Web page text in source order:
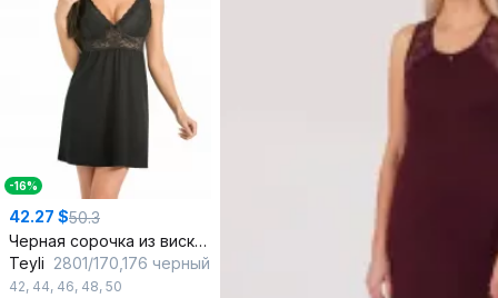
-16%
42.27 $50.3
Черная сорочка из вискозы и кружев с цветочным рисунком
Teyli 2801/170,176 черный
42, 44, 46, 48, 50